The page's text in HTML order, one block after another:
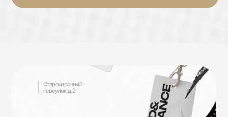
Старокирочный
переулок, д.2